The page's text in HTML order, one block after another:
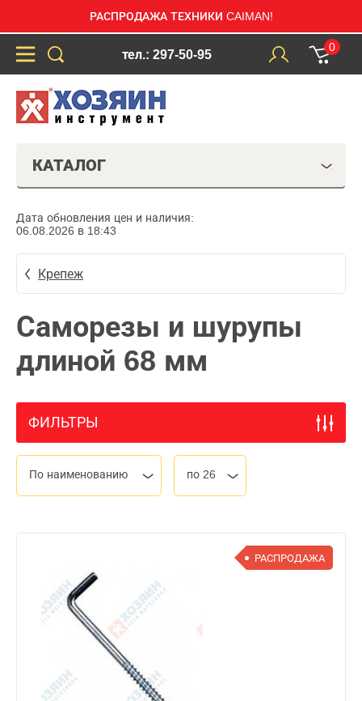
РАСПРОДАЖА ТЕХНИКИ CAIMAN!
тел.: 297-50-95
0
КАТАЛОГ
Дата обновления цен и наличия:
06.08.2026 в 18:43
Крепеж
Саморезы и шурупы
длиной 68 мм
ФИЛЬТРЫ
По наименованию по 26
РАСПРОДАЖА